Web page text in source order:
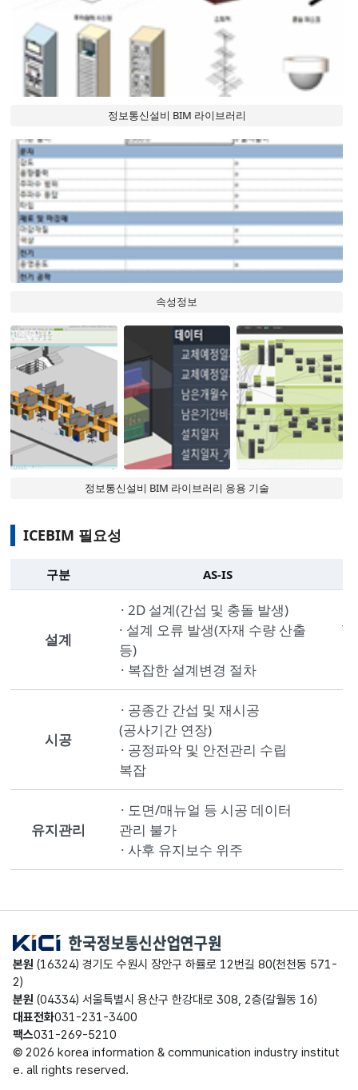
정보통신설비 BIM 라이브러리
속성정보
정보통신설비 BIM 라이브러리 응용 기술
ICEBIM 필요성
구분 AS-IS
설계
· 2D 설계(간섭 및 충돌 발생)
· 설계 오류 발생(자재 수량 산출
등)
· 복잡한 설계변경 절차
시공
· 공종간 간섭 및 재시공
(공사기간 연장)
· 공정파악 및 안전관리 수립
복잡
유지관리
· 도면/매뉴얼 등 시공 데이터
관리 불가
· 사후 유지보수 위주
한국정보통신산업연구원
본원 (16324) 경기도 수원시 장안구 하률로 12번길 80(천천동 571-
2)
분원 (04334) 서울특별시 용산구 한강대로 308, 2층(갈월동 16)
대표전화031-231-3400
팩스031-269-5210
© 2026 korea information & communication industry institut
e. all rights reserved.